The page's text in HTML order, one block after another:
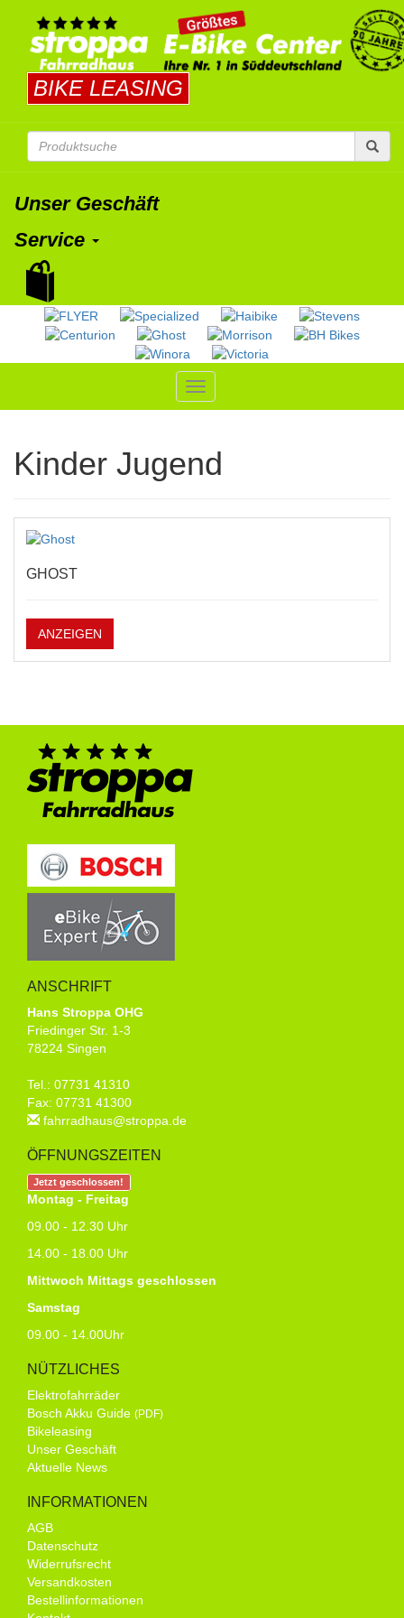
BIKE LEASING
Unser Geschäft
Service
Toggle
Kinder Jugend
GHOST
ANZEIGEN
ANSCHRIFT
Hans Stroppa OHG
Friedinger Str. 1-3
78224 Singen
Tel.: 07731 41310
Fax: 07731 41300
fahrradhaus@stroppa.de
ÖFFNUNGSZEITEN
Jetzt geschlossen!
Montag - Freitag
09.00 - 12.30 Uhr
14.00 - 18.00 Uhr
Mittwoch Mittags geschlossen
Samstag
09.00 - 14.00Uhr
NÜTZLICHES
Elektrofahrräder
Bosch Akku Guide (PDF)
Bikeleasing
Unser Geschäft
Aktuelle News
INFORMATIONEN
AGB
Datenschutz
Widerrufsrecht
Versandkosten
Bestellinformationen